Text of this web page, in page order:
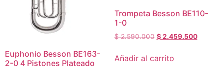
Euphonio Besson BE163-
2-0 4 Pistones Plateado
Trompeta Besson BE110-
1-0
$2.590.000 $2.459.500
Añadir al carrito